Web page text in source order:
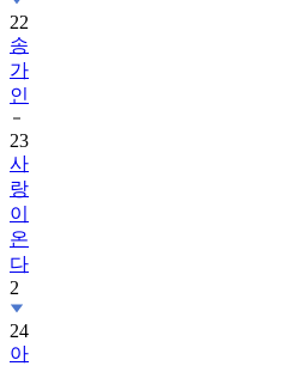
22
송
가
인
23
사
랑
이
온
다
2
24
아